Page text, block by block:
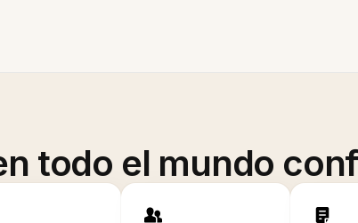
todo el mundo